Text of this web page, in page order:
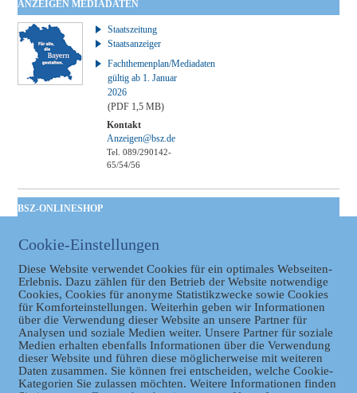
ANZEIGEN MEDIADATEN
Staatszeitung
Staatsanzeiger
Fachthemenplan/Mediadaten
gültig ab 1. Januar
2026
(PDF 1,5 MB)
Kontakt
Anzeigen@bsz.de
Tel. 089/290142-
65/54/56
BSZ-ONLINESHOP
Taschenbuch
GVBl | Einbanddecke
Datenschutz
Cookie-Einstellungen
Diese Website verwendet Cookies für ein optimales Webseiten-
Erlebnis. Dazu zählen für den Betrieb der Website notwendige
Cookies, Cookies für anonyme Statistikzwecke sowie Cookies
für Komforteinstellungen. Weiterhin geben wir Informationen
über die Verwendung dieser Website an unsere Partner für
Analysen und soziale Medien weiter. Unsere Partner für soziale
Medien erhalten ebenfalls Informationen über die Verwendung
dieser Website und führen diese möglicherweise mit weiteren
Daten zusammen. Sie können frei entscheiden, welche Cookie-
Kategorien Sie zulassen möchten. Weitere Informationen finden